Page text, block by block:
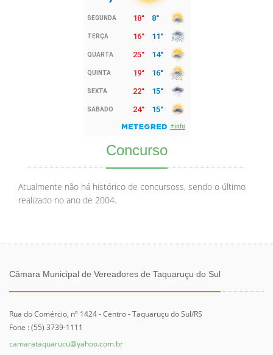
Concurso
Atualmente não há histórico de concursoss, sendo o último
realizado no ano de 2004.
Câmara Municipal de Vereadores de Taquaruçu do Sul
Rua do Comércio, nº 1424 - Centro - Taquaruçu do Sul/RS
Fone : (55) 3739-1111
camarataquarucu@yahoo.com.br